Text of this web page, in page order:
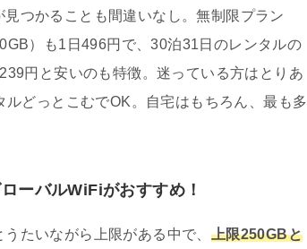
見つかることも間違いなし。無制限プラン
）も1日496円で、30泊31日のレンタルの
円と安いのも特徴。迷っている方はとりあ
ルどっとこむでOK。自宅はもちろん、最も多
ーバルWiFiがおすすめ！
たいながら上限がある中で、 上限250GBと